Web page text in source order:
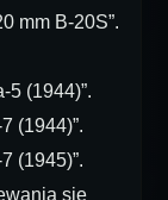
mm B-20S”.
5 (1944)”.
(1944)”.
(1945)”.
się